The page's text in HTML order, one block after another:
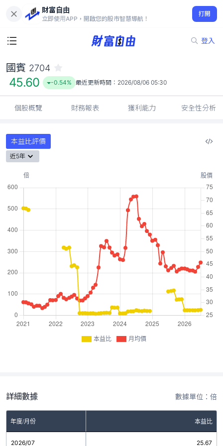
財富自由
立即使用APP，開啟您的股市智慧導航！
打開
登入
45.60
-0.54%
國賓 2704
45.60 -0.54% 最近更新時間： 2026/08/06 05:30
個股概覽 財務報表 獲利能力 安全性分析
本益比評價
近5年
本益比 月均價
詳細數據 數據單位：倍
年度/月份 本益比
2026/07 25.67